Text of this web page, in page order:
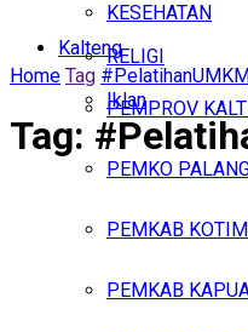
KESEHATAN
RELIGI
Iklan
Kamis, Agustus 6, 2026
Kalteng
PEMPROV
PEMKO
PEMKAB KOTIM
PEMKAB
Home Tag
Tag: